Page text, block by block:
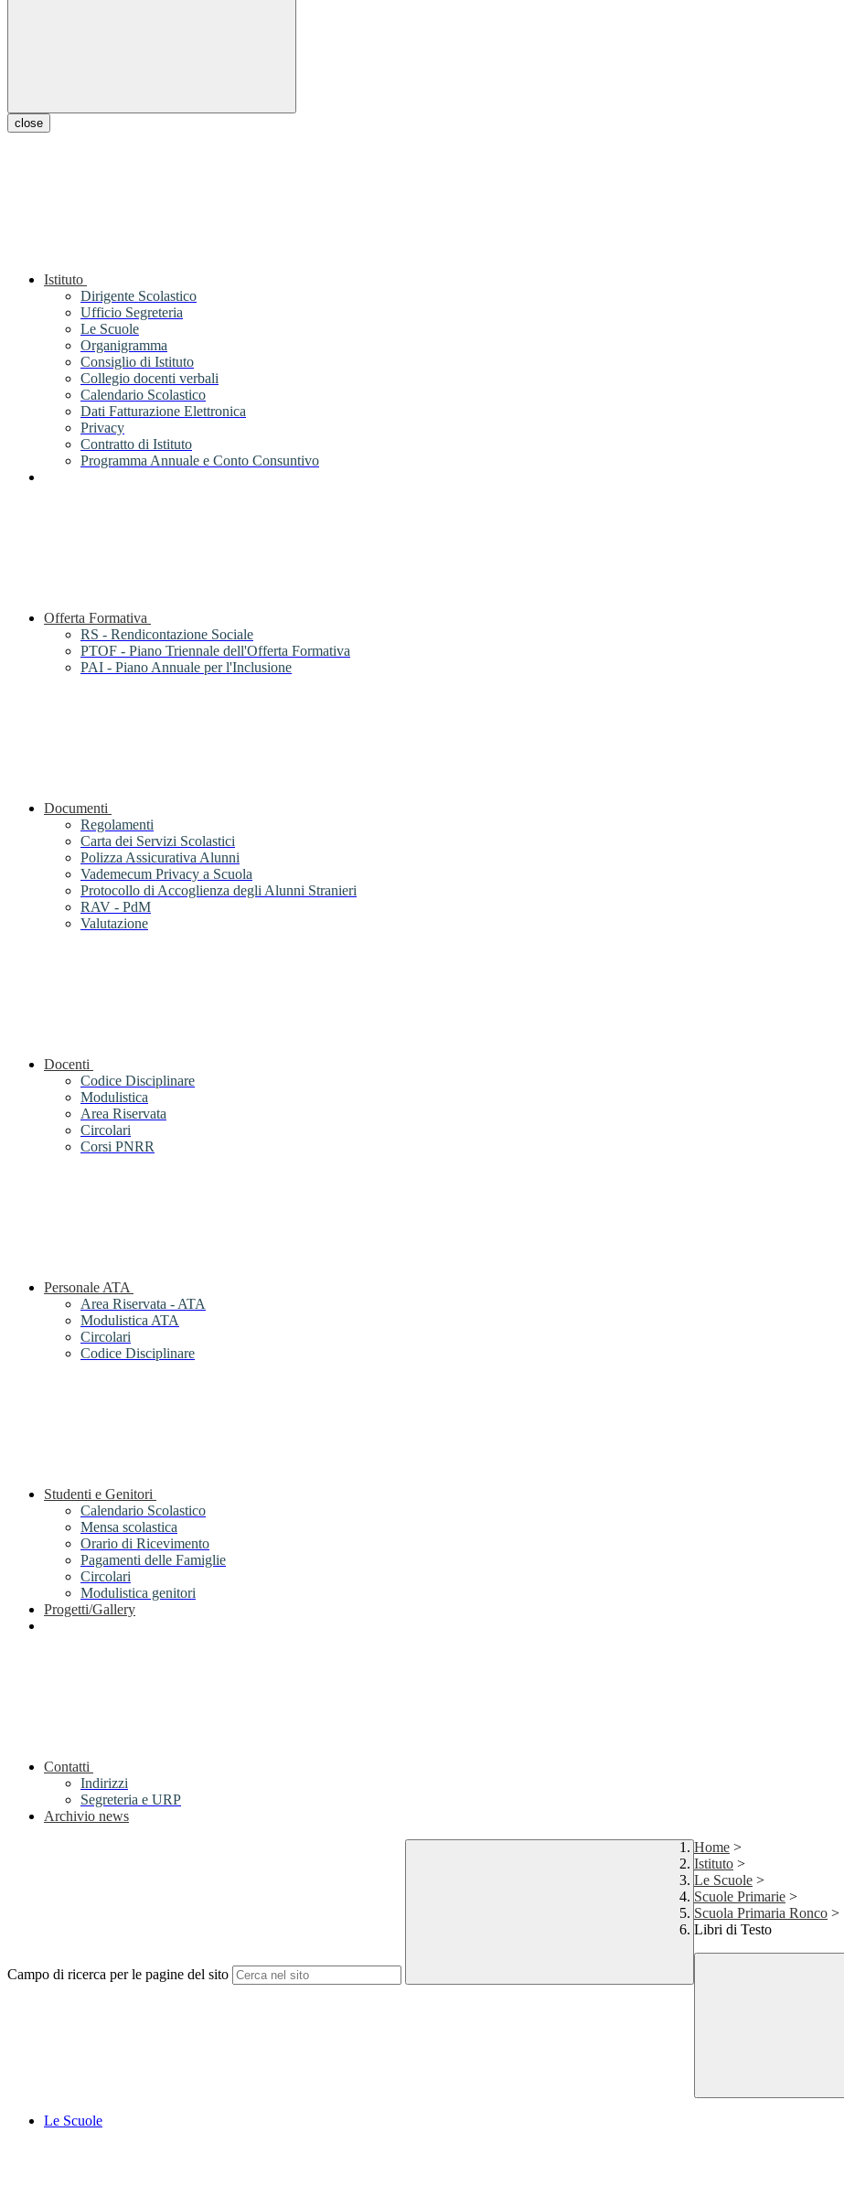
close
Istituto
Dirigente Scolastico
Ufficio Segreteria
Le Scuole
Organigramma
Consiglio di Istituto
Collegio docenti verbali
Calendario Scolastico
Dati Fatturazione Elettronica
Privacy
Contratto di Istituto
Programma Annuale e Conto Consuntivo
Offerta Formativa
RS - Rendicontazione Sociale
PTOF - Piano Triennale dell'Offerta Formativa
PAI - Piano Annuale per l'Inclusione
Documenti
Regolamenti
Carta dei Servizi Scolastici
Polizza Assicurativa Alunni
Vademecum Privacy a Scuola
Protocollo di Accoglienza degli Alunni Stranieri
RAV - PdM
Valutazione
Docenti
Codice Disciplinare
Modulistica
Area Riservata
Circolari
Corsi PNRR
Personale ATA
Area Riservata - ATA
Modulistica ATA
Circolari
Codice Disciplinare
Studenti e Genitori
Calendario Scolastico
Mensa scolastica
Orario di Ricevimento
Pagamenti delle Famiglie
Circolari
Modulistica genitori
Progetti/Gallery
Contatti
Indirizzi
Segreteria e URP
Archivio news
Campo di ricerca per le pagine del sito
Home >
Istituto >
Le Scuole >
Scuole Primarie >
Scuola Primaria Ronco >
Libri di Testo
Le Scuole